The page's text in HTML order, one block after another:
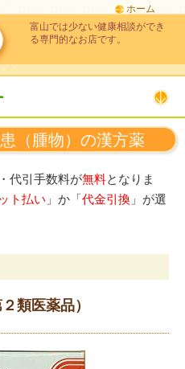
ホーム
富山では少ない健康相談ができ
る専門的なお店です。
（腫物）の漢方薬
代引手数料が無料となりま
ト払い 」か「代金引換 」が選
類医薬品）